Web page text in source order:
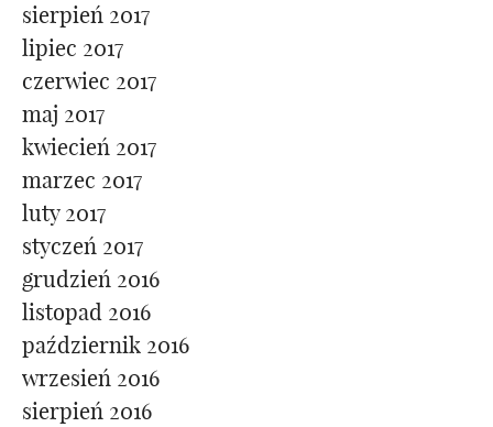
sierpień 2017
lipiec 2017
czerwiec 2017
maj 2017
kwiecień 2017
marzec 2017
luty 2017
styczeń 2017
grudzień 2016
listopad 2016
październik 2016
wrzesień 2016
sierpień 2016